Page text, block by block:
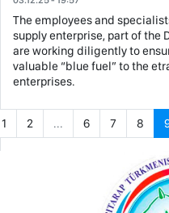
The employees and
supply enterprise, part of the
are working diligently to
valuable “blue fuel” to the
enterprises.
1 2 ... 6 7 8